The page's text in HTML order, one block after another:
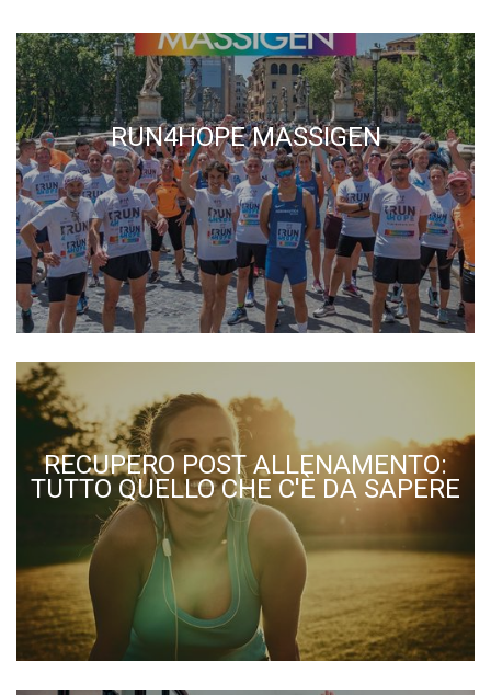
RUN4HOPE MASSIGEN
RECUPERO POST ALLENAMENTO:
TUTTO QUELLO CHE C'È DA SAPERE